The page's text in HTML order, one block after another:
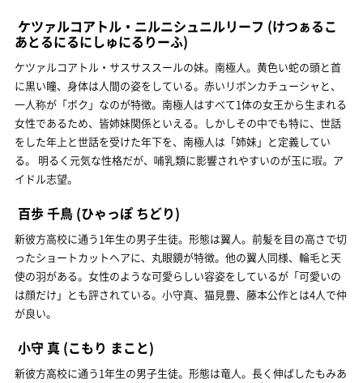
ケツァルコアトル・ニルニシュニルリーフ (けつぁるこ
あとるにるにしゅにるりーふ)
ケツァルコアトル・サスサススールの妹。南極人。黄色い蛇の頭と首
に黒い瞳、身体は人間の姿をしている。赤いリボンカチューシャと、
一人称が「ボク」なのが特徴。南極人はすべて1体の女王から生まれる
女性であるため、皆姉妹関係といえる。しかしその中でも特に、世話
をした年上と世話を受けた年下を、南極人は「姉妹」と定義してい
る。 明るく元気な性格だが、哺乳類に影響されやすいのが玉に瑕。ア
イドル志望。
百歩 千鳥 (ひゃっぽ ちどり)
新彼方高校に通う1年生の男子生徒。形態は翼人。前髪を目の高さで切
ったショートカットヘアに、丸眼鏡が特徴。他の翼人同様、輪毛と天
使の羽がある。女性のような可愛らしい容姿をしているが「可愛いの
は顔だけ」とも評されている。小守真、猫見豊、藤本公作とは4人で仲
が良い。
小守 真 (こもり まこと)
新彼方高校に通う1年生の男子生徒。形態は竜人。長く伸ばしたもみあ